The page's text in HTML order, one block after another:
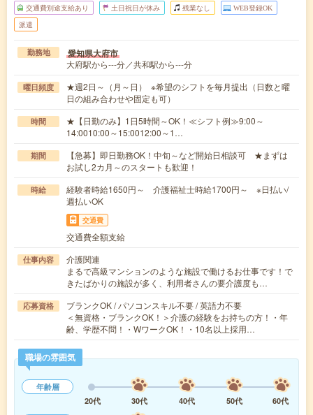
交通費別途支給あり 土日祝日が休み 残業なし WEB登録OK
派遣
勤務地 愛知県大府市
大府駅から---分／共和駅から---分
曜日頻度
★週2日～（月～日） ※希望のシフトを毎月提出（日数と曜
日の組み合わせや固定も可）
時間
★【日勤のみ】1日5時間～OK！≪シフト例≫9:00～
14:0010:00～15:0012:00～1…
期間
【急募】即日勤務OK！中旬～など開始日相談可 ★まずは
お試し2カ月～のスタートも歓迎！
時給
経験者時給1650円～ 介護福祉士時給1700円～ ※日払い/
週払いOK
交通費
交通費全額支給
仕事内容
介護関連
まるで高級マンションのような施設で働けるお仕事です！で
きたばかりの施設が多く、利用者さんの要介護度も…
応募資格
ブランクOK / パソコンスキル不要 / 英語力不要
＜無資格・ブランクOK！＞介護の経験をお持ちの方！・年
齢、学歴不問！・WワークOK！・10名以上採用…
職場の雰囲気
年齢層
20代
30代 40代 50代
60代